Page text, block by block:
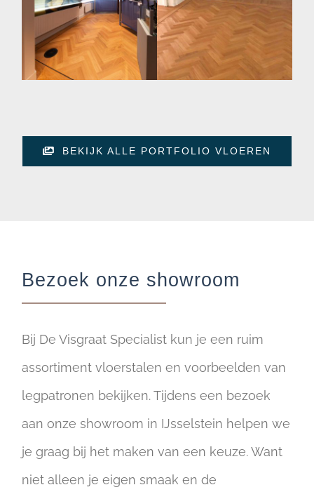
BEKIJK ALLE PORTFOLIO VLOEREN
Bezoek onze showroom
Bij De Visgraat Specialist kun je een ruim
assortiment vloerstalen en voorbeelden van
legpatronen bekijken. Tijdens een bezoek
aan onze showroom in IJsselstein helpen we
je graag bij het maken van een keuze. Want
niet alleen je eigen smaak en de